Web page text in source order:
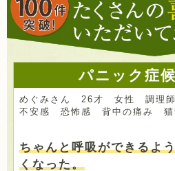
パニック症
めぐみさん 26才 女性 調理師
不安感 恐怖感 背中の痛み
ちゃんと呼吸ができるよ
くなった。